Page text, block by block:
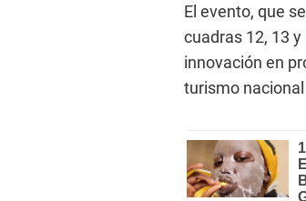
El evento, que
cuadras 12, 13
innovación en
turismo